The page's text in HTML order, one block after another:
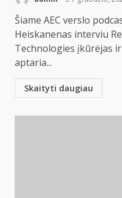
Šiame AEC verslo
Heiskanenas interviu
Technologies įkūrėjas
aptaria...
Skaityti daugiau